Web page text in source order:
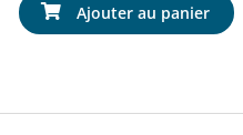
Ajouter au panier